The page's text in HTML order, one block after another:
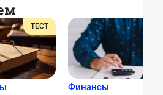
ТЕСТ
Финансы